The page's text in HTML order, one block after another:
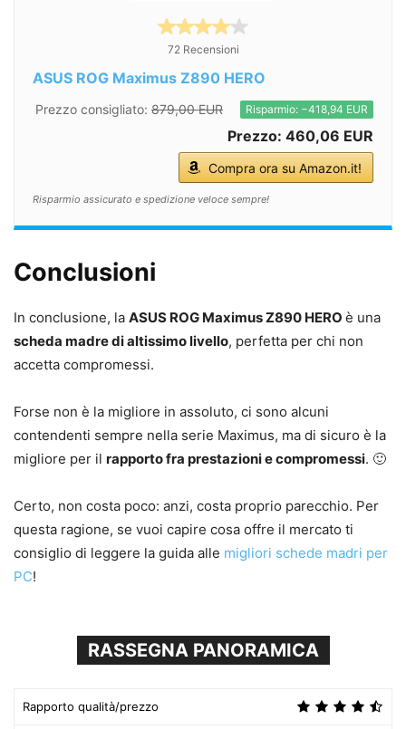
72 Recensioni
ASUS ROG Maximus Z890 HERO
Prezzo consigliato: 879,00 EUR Risparmio: −418,94 EUR
Prezzo: 460,06 EUR
Compra ora su Amazon.it!
Risparmio assicurato e spedizione veloce sempre!
Conclusioni
In conclusione, la ASUS ROG Maximus Z890 HERO è una
scheda madre di altissimo livello, perfetta per chi non
accetta compromessi.
Forse non è la migliore in assoluto, ci sono alcuni
contendenti sempre nella serie Maximus, ma di sicuro è la
migliore per il rapporto fra prestazioni e compromessi. 🙂
Certo, non costa poco: anzi, costa proprio parecchio. Per
questa ragione, se vuoi capire cosa offre il mercato ti
consiglio di leggere la guida alle migliori schede madri per
PC!
RASSEGNA PANORAMICA
Rapporto qualità/prezzo